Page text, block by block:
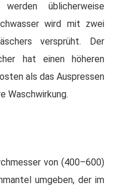
werden üblicherweise
wird mit zwei
versprüht. Der
hat einen höheren
als das Auspressen
Waschwirkung.
von (400–600)
umgeben, der im